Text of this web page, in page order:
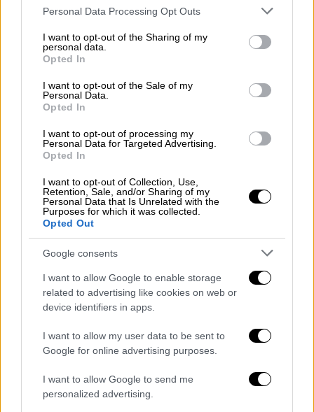
Please note that this website/app uses one or more Google
not limited to your visit or usage behaviour. You may click to
grant or deny consent to Google and its third-party tags to
use your data for below specified purposes in below Google
consent section.
Personal Data Processing Opt Outs
I want to opt-out of the Sharing of my
personal data.
Opted In
I want to opt-out of the Sale of my
Personal Data.
Opted In
I want to opt-out of processing my
Personal Data for Targeted Advertising.
Opted In
I want to opt-out of Collection, Use,
Retention, Sale, and/or Sharing of my
Personal Data that Is Unrelated with the
Purposes for which it was collected.
Opted Out
Google consents
I want to allow Google to enable storage
related to advertising like cookies on web or
device identifiers in apps.
I want to allow my user data to be sent to
Google for online advertising purposes.
I want to allow Google to send me
personalized advertising.
Τραγωδία στην Κρήτη: Μητέρα
πέθανε την ημέρα που έγινε το
μνημόσυνο του γιου της
από τις φλόγες αποτεφρώθηκαν 157
στρέμματα εκ των οποίων επτά δασικής
έκτασης, εβδομήντα χορτολιβαδικής και
ογδόντα γεωργικής.
Στο σημείο παραμένουν ισχυρές
πυροσβεστικές δυνάμεις.
Οριοθετήθηκε η πυρκαγιά στο Σουφλί
Την ίδια στιγμή, οριοθετήθηκε, σύμφωνα με
πυρκαγιά που εκδηλώθηκε το μεσημέρι σε
δασική έκταση στην περιοχή του οικισμού
Κυριακής τουδήμου Σουφλίου